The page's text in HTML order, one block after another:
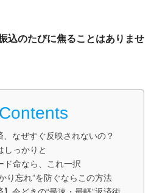
込のたびに焦ることはありませ
、なぜすぐ反映されないの？
しっかりと
ド命なら、これ一択
り忘れ”を防ぐならこの方法